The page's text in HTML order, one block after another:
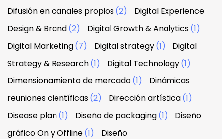
Difusión en canales propios(2)
Digital Experience
Design & Brand(2) Digital Growth & Analytics(1)
Digital Marketing(7) Digital strategy(1)
Digital
Strategy & Research(1) Digital Technology(1)
Dimensionamiento de mercado(1)
Dinámicas
reuniones científicas(2) Dirección artística(1)
Disease plan(1) Diseño de packaging(1)
Diseño
gráfico On y Offline(1)
Diseño